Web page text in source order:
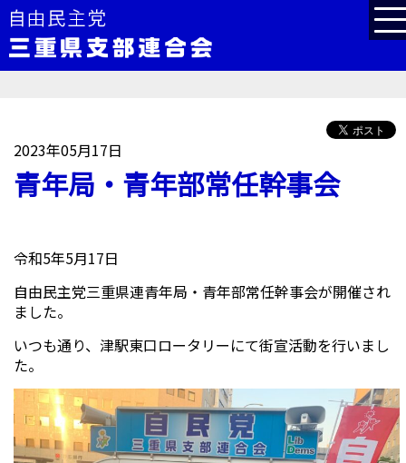
2023年05月17日
青年局・青年部常任幹事会
令和5年5月17日
自由民主党三重県連青年局・青年部常任幹事会が開催され
ました。
いつも通り、津駅東口ロータリーにて街宣活動を行いまし
た。